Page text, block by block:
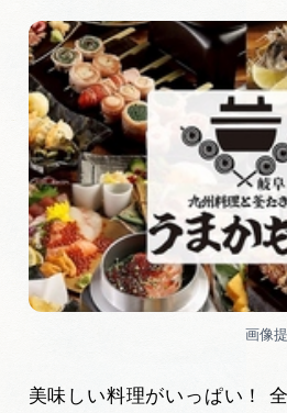
美味しい料理がいっぱい！